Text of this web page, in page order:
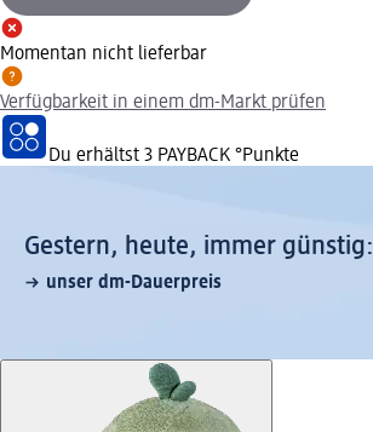
Momentan nicht lieferbar
Verfügbarkeit in einem dm-Markt prüfen
Du erhältst 3 PAYBACK °Punkte
Gestern, heute, immer günstig:
unser dm-Dauerpreis